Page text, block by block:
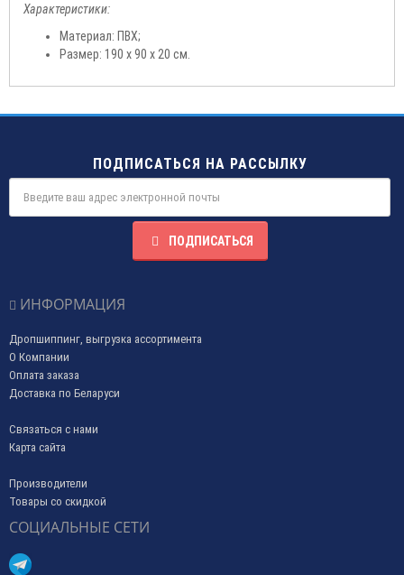
Характеристики:
Материал: ПВХ;
Размер: 190 х 90 х 20 см.
ПОДПИСАТЬСЯ НА РАССЫЛКУ
ПОДПИСАТЬСЯ
ИНФОРМАЦИЯ
Дропшиппинг, выгрузка ассортимента
О Компании
Оплата заказа
Доставка по Беларуси
Связаться с нами
Карта сайта
Производители
Товары со скидкой
СОЦИАЛЬНЫЕ СЕТИ